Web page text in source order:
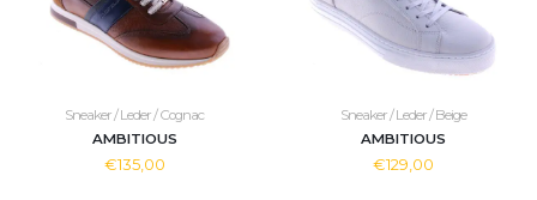
Sneaker / Leder / Cognac
AMBITIOUS
€135,00
Sneaker / Leder / Beige
AMBITIOUS
€129,00